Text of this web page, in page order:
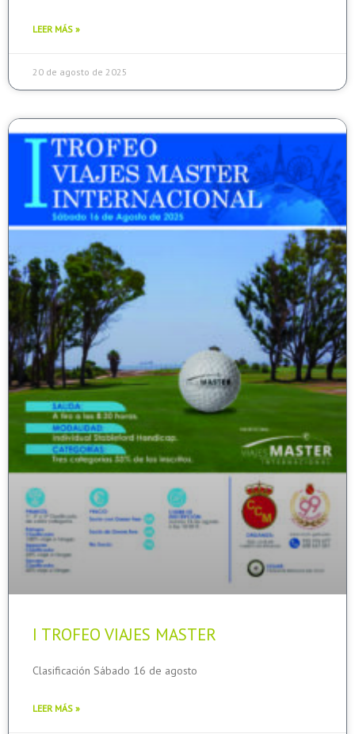
LEER MÁS »
20 de agosto de 2025
I TROFEO VIAJES MASTER
Clasificación Sábado 16 de agosto
LEER MÁS »